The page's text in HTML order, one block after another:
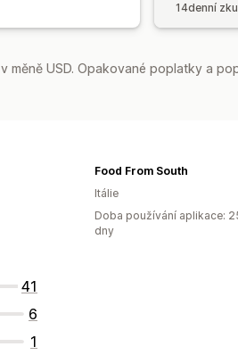
14denní
měně USD. Opakované poplatky a
41
6
1
Food From South
Itálie
Doba používání aplikace:
dny